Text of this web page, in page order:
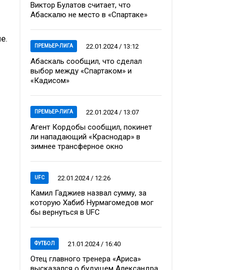
Виктор Булатов считает, что
Абаскалю не место в «Спартаке»
ПРЕМЬЕР-ЛИГА 22.01.2024 / 13:12
Абаскаль сообщил, что сделал
выбор между «Спартаком» и
«Кадисом»
ПРЕМЬЕР-ЛИГА 22.01.2024 / 13:07
Агент Кордобы сообщил, покинет
ли нападающий «Краснодар» в
зимнее трансферное окно
UFC 22.01.2024 / 12:26
Камил Гаджиев назвал сумму, за
которую Хабиб Нурмагомедов мог
бы вернуться в UFC
ФУТБОЛ 21.01.2024 / 16:40
Отец главного тренера «Ариса»